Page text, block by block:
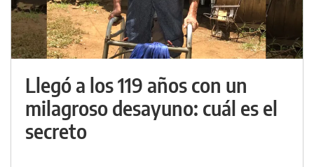
Llegó a los 119 años con un
milagroso desayuno: cuál es el
secreto